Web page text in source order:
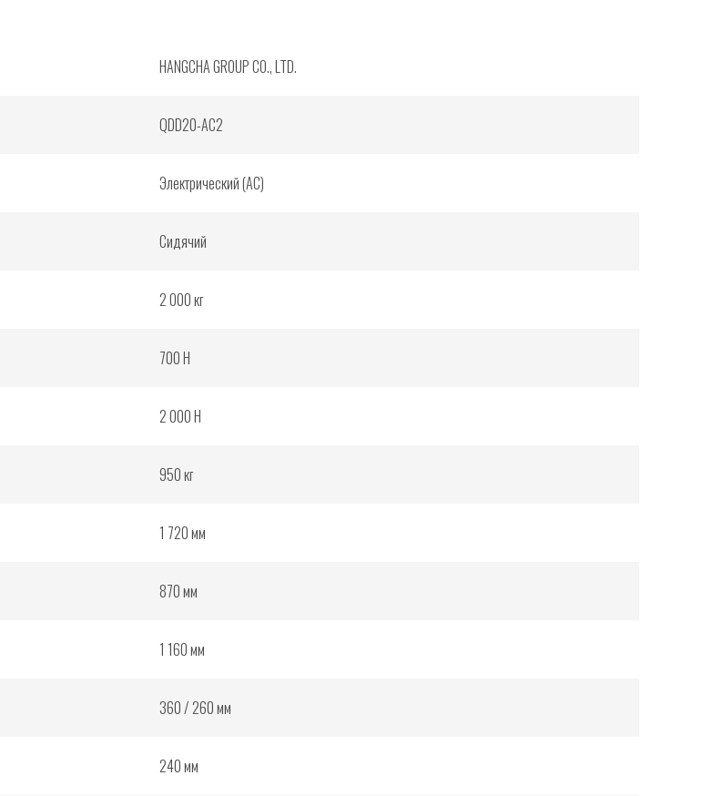
HANGCHA GROUP CO., LTD.
QDD20-AC2
Электрический (AC)
Сидячий
2 000 кг
700 Н
2 000 Н
950 кг
1 720 мм
870 мм
1 160 мм
360 / 260 мм
240 мм